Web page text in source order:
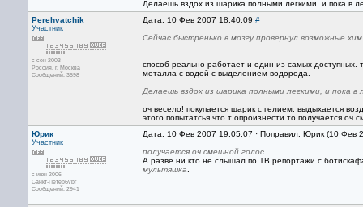
Делаешь вздох из шарика полными легкими, и пока в
Perehvatchik
Участник
с сен 2003
Россия, г. Москва
Сообщений: 3598
Дата: 10 Фев 2007 18:40:09 #
Сейчас быстренько в мозгу провернул возможные
способ реально работает и один из самых доступных.
металла с водой с выделением водорода.
Делаешь вздох из шарика полными легкими, и пока
оч весело! покупается шарик с гелием, выдыхается
этого попытатсья что т опроизнести то получается
Юрик
Участник
с июн 2006
Санкт-Петербург
Сообщений: 2941
Дата: 10 Фев 2007 19:05:07 · Поправил: Юрик (10 Фев
получается оч смешной голос
А разве ни кто не слышал по ТВ репортажи с
мультяшка